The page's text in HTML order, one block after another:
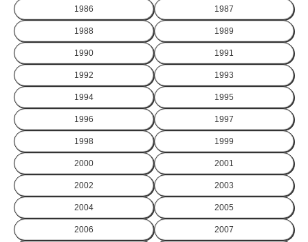
1986 1987
1988 1989
1990 1991
1992 1993
1994 1995
1996 1997
1998 1999
2000 2001
2002 2003
2004 2005
2006 2007